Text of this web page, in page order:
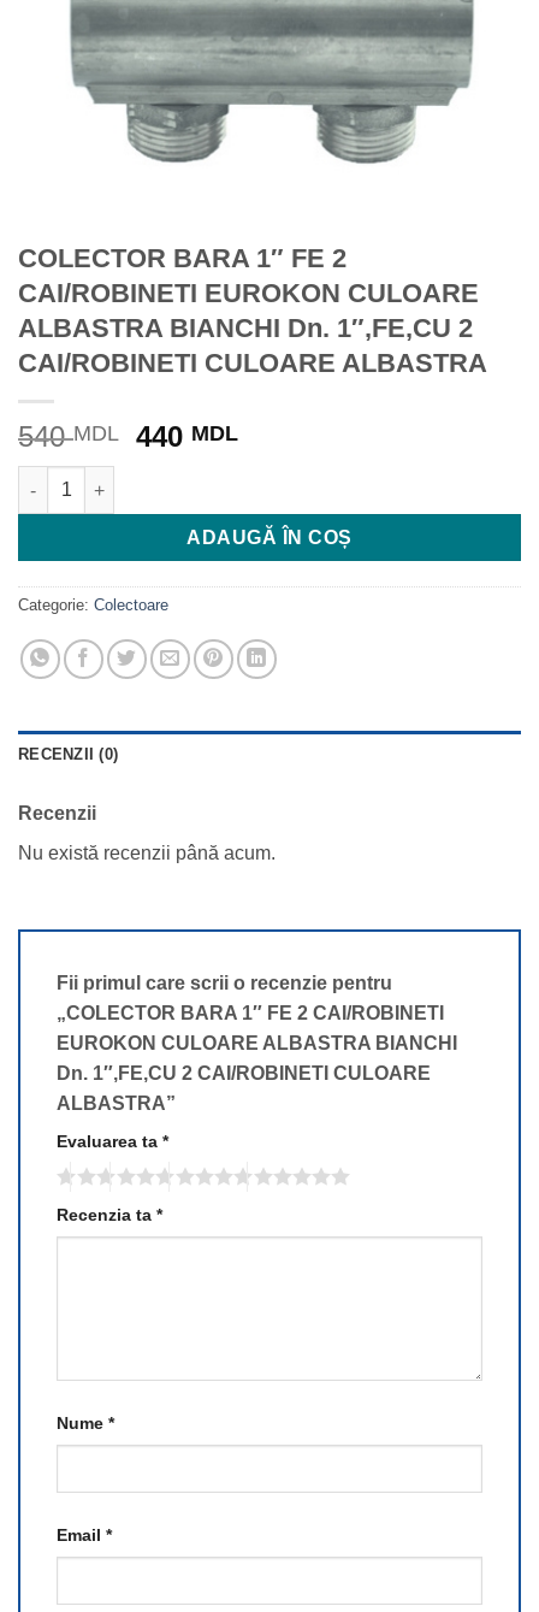
COLECTOR BARA 1″ FE 2
CAI/ROBINETI EUROKON CULOARE
ALBASTRA BIANCHI Dn. 1″,FE,CU 2
CAI/ROBINETI CULOARE ALBASTRA
540MDL
Prețul
fost:
540 MDL.
440 MDLPrețul
440 MDL.
Cantitate COLECTOR BARA 1" FE 2 CAI/ROBINETI EUROKON
ADAUGĂ ÎN COȘ
Categorie: Colectoare
RECENZII (0)
Recenzii
Nu există recenzii până acum.
Fii primul care scrii o recenzie pentru
„COLECTOR BARA 1″ FE 2 CAI/ROBINETI
EUROKON CULOARE ALBASTRA BIANCHI
Dn. 1″,FE,CU 2 CAI/ROBINETI CULOARE
ALBASTRA”
Evaluarea ta *
Recenzia ta *
Nume *
Email *